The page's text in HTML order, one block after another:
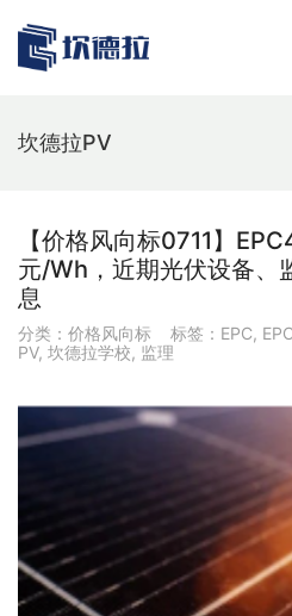
坎德拉PV
【价格风向标0711】
元/Wh，近期光伏设备、
息
分类： 价格风向标 标签： EPC,
PV, 坎德拉学校, 监理